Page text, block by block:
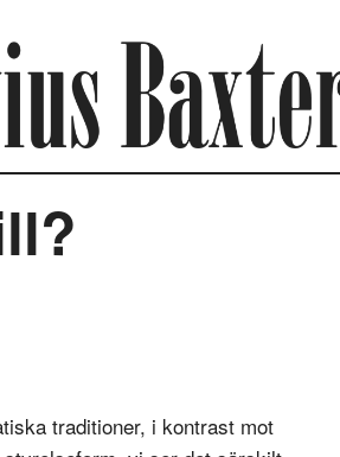
traditioner, i kontrast mot